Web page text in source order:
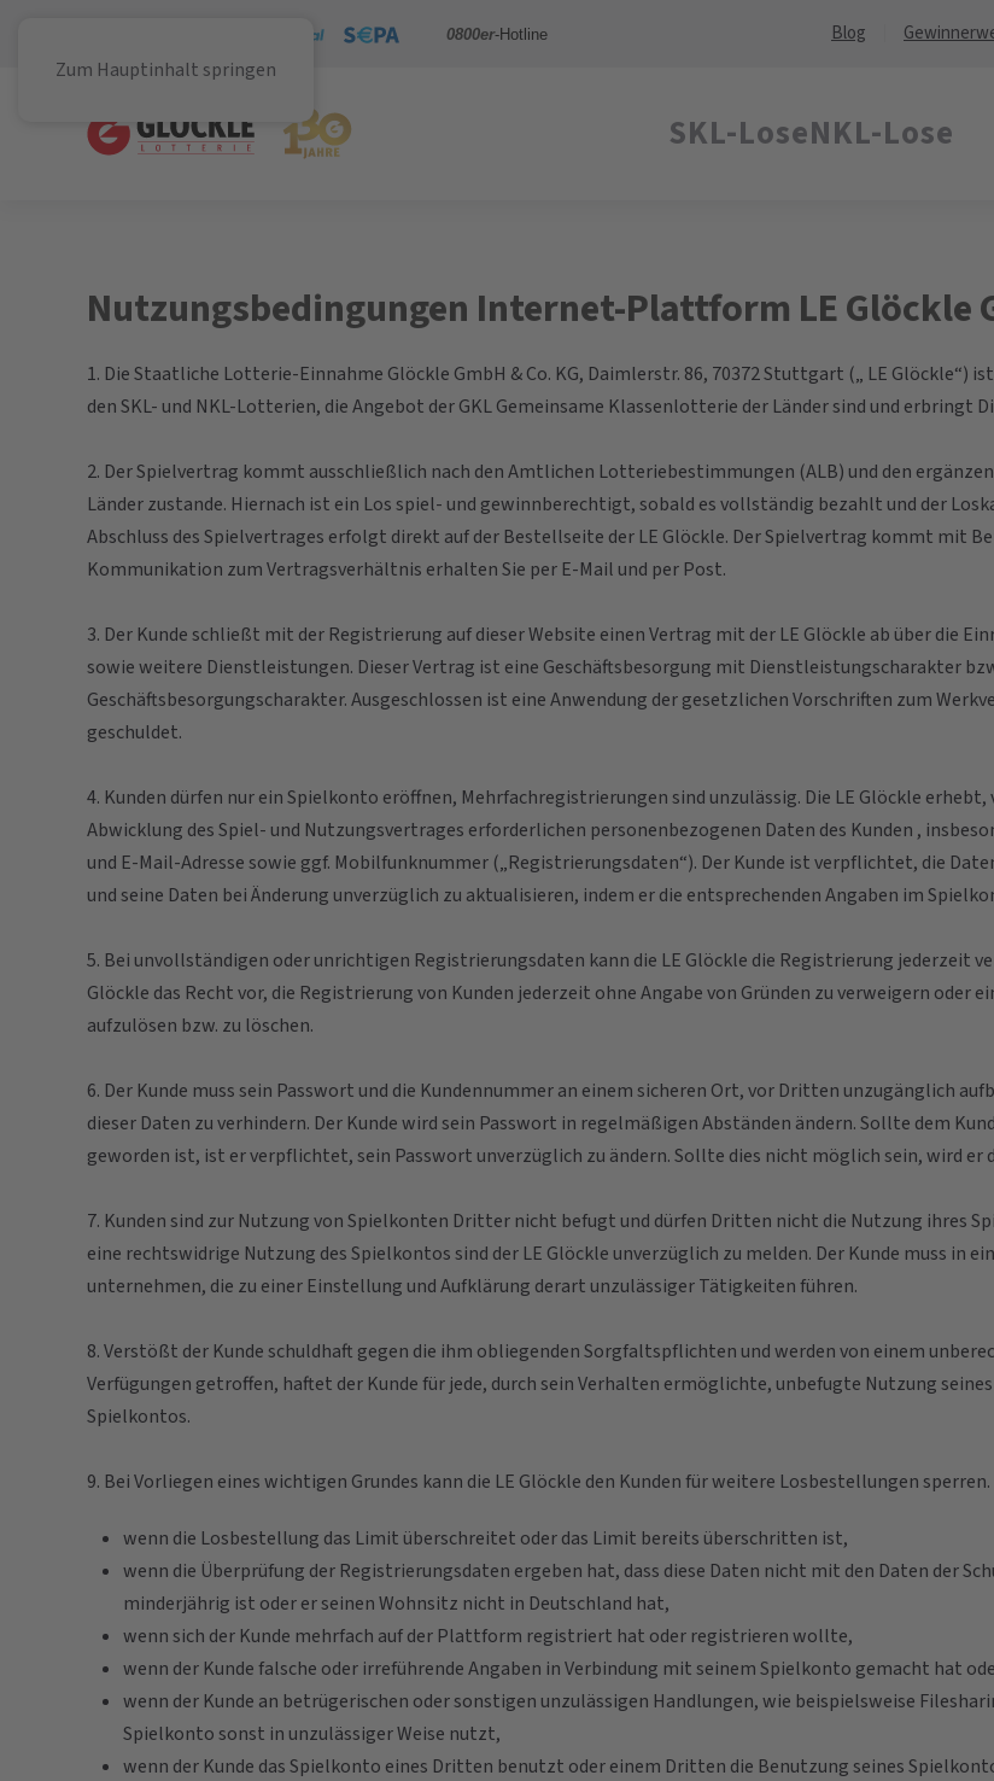
Zum Hauptinhalt springen
0800er-Hotline Blog
SKL-LoseNKL-Lose
Nutzungsbedingungen Internet-Plattform LE Glöckle
1. Die Staatliche Lotterie-Einnahme Glöckle GmbH & Co. KG, Daimlerstr. 86, 70372 Stuttgart („ LE
den SKL- und NKL-Lotterien, die Angebot der GKL Gemeinsame Klassenlotterie der Länder sind und erbringt
2. Der Spielvertrag kommt ausschließlich nach den Amtlichen Lotteriebestimmungen (ALB) und den
Länder zustande. Hiernach ist ein Los spiel- und gewinnberechtigt, sobald es vollständig bezahlt und der
Abschluss des Spielvertrages erfolgt direkt auf der Bestellseite der LE Glöckle. Der Spielvertrag kommt mit
Kommunikation zum Vertragsverhältnis erhalten Sie per E-Mail und per Post.
3. Der Kunde schließt mit der Registrierung auf dieser Website einen Vertrag mit der LE Glöckle ab über die
sowie weitere Dienstleistungen. Dieser Vertrag ist eine Geschäftsbesorgung mit Dienstleistungscharakter
Geschäftsbesorgungscharakter. Ausgeschlossen ist eine Anwendung der gesetzlichen Vorschriften zum
geschuldet.
4. Kunden dürfen nur ein Spielkonto eröffnen, Mehrfachregistrierungen sind unzulässig. Die LE Glöckle
Abwicklung des Spiel- und Nutzungsvertrages erforderlichen personenbezogenen Daten des Kunden ,
und E-Mail-Adresse sowie ggf. Mobilfunknummer („Registrierungsdaten“). Der Kunde ist verpflichtet, die
und seine Daten bei Änderung unverzüglich zu aktualisieren, indem er die entsprechenden Angaben im
5. Bei unvollständigen oder unrichtigen Registrierungsdaten kann die LE Glöckle die Registrierung jederzeit
Glöckle das Recht vor, die Registrierung von Kunden jederzeit ohne Angabe von Gründen zu verweigern
aufzulösen bzw. zu löschen.
6. Der Kunde muss sein Passwort und die Kundennummer an einem sicheren Ort, vor Dritten unzugänglich
dieser Daten zu verhindern. Der Kunde wird sein Passwort in regelmäßigen Abständen ändern. Sollte dem
geworden ist, ist er verpflichtet, sein Passwort unverzüglich zu ändern. Sollte dies nicht möglich sein, wird er
7. Kunden sind zur Nutzung von Spielkonten Dritter nicht befugt und dürfen Dritten nicht die Nutzung ihres
eine rechtswidrige Nutzung des Spielkontos sind der LE Glöckle unverzüglich zu melden. Der Kunde muss in
unternehmen, die zu einer Einstellung und Aufklärung derart unzulässiger Tätigkeiten führen.
8. Verstößt der Kunde schuldhaft gegen die ihm obliegenden Sorgfaltspflichten und werden von einem
Verfügungen getroffen, haftet der Kunde für jede, durch sein Verhalten ermöglichte, unbefugte Nutzung
Spielkontos.
9. Bei Vorliegen eines wichtigen Grundes kann die LE Glöckle den Kunden für weitere Losbestellungen
wenn die Losbestellung das Limit überschreitet oder das Limit bereits überschritten ist,
wenn die Überprüfung der Registrierungsdaten ergeben hat, dass diese Daten nicht mit den Daten der
minderjährig ist oder er seinen Wohnsitz nicht in Deutschland hat,
wenn sich der Kunde mehrfach auf der Plattform registriert hat oder registrieren wollte,
wenn der Kunde falsche oder irreführende Angaben in Verbindung mit seinem Spielkonto gemacht hat
wenn der Kunde an betrügerischen oder sonstigen unzulässigen Handlungen, wie beispielsweise
Spielkonto sonst in unzulässiger Weise nutzt,
wenn der Kunde das Spielkonto eines Dritten benutzt oder einem Dritten die Benutzung seines